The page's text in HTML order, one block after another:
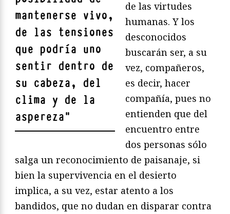
mantenerse vivo,
de las tensiones
que podría uno
sentir dentro de
su cabeza, del
clima y de la
aspereza"
de las virtudes
humanas. Y los
desconocidos
buscarán ser, a su
vez, compañeros,
es decir, hacer
compañía, pues no
entienden que del
encuentro entre
dos personas sólo
salga un reconocimiento de paisanaje, si
bien la supervivencia en el desierto
implica, a su vez, estar atento a los
bandidos, que no dudan en disparar contra